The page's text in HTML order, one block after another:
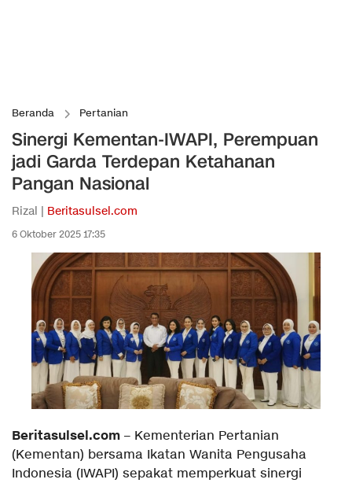
Beranda Pertanian
Sinergi Kementan-IWAPI, Perempuan
jadi Garda Terdepan Ketahanan
Pangan Nasional
Rizal | Beritasulsel.com
6 Oktober 2025 17:35
Beritasulsel.com – Kementerian Pertanian
(Kementan) bersama Ikatan Wanita Pengusaha
Indonesia (IWAPI) sepakat memperkuat sinergi